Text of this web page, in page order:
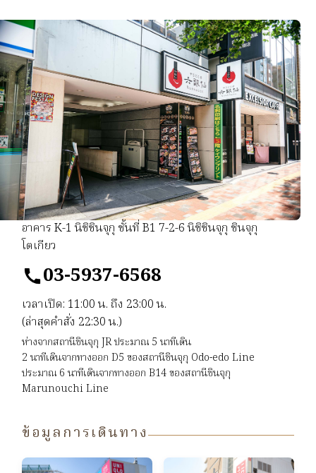
อาคาร K-1 นิชิชินจุกุ ชั้นที่ B1 7-2-6 นิชิชินจุกุ ชินจุกุ
โตเกียว
03-5937-6568
เวลาเปิด: 11:00 น. ถึง 23:00 น.
(ล่าสุดคำสั่ง 22:30 น.)
ห่างจากสถานีชินจุกุ JR ประมาณ 5 นาท​ีเดิน
2 นาทีเดินจากทางออก D5 ของสถานีชินจุกุ Odo-edo Line
ประมาณ 6 นาทีเดินจากทางออก B14 ของสถานีชินจุกุ
Marunouchi Line
ข้อมูลการเดินทาง